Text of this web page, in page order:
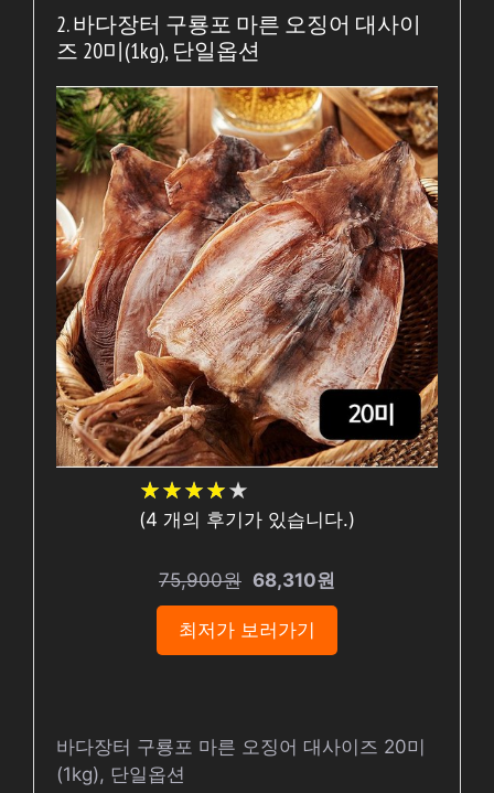
2. 바다장터 구룡포 마른 오징어 대사이
즈 20미(1kg), 단일옵션
★★★★★
★★★★★
(4 개의 후기가 있습니다.)
75,900원 68,310원
최저가 보러가기
바다장터 구룡포 마른 오징어 대사이즈 20미
(1kg), 단일옵션